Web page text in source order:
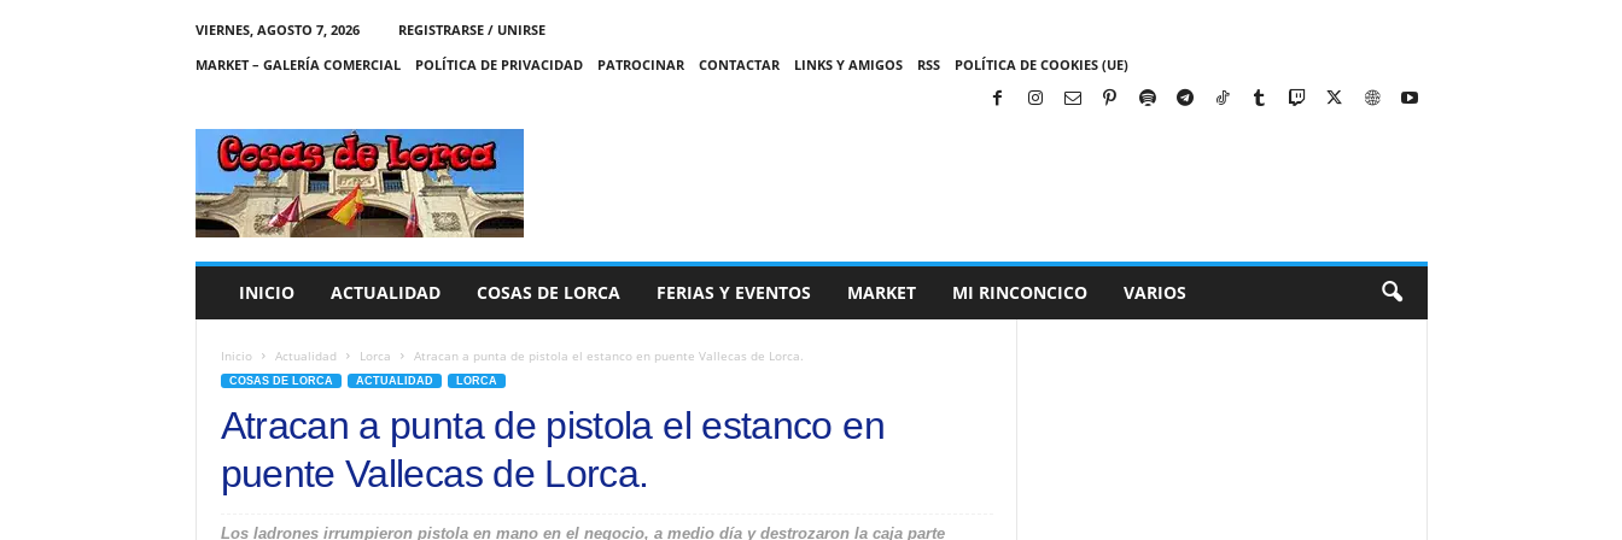
VIERNES, AGOSTO 7, 2026
REGISTRARSE / UNIRSE
MARKET – GALERÍA COMERCIAL
POLÍTICA DE PRIVACIDAD PATROCINAR CONTACTAR LINKS Y AMIGOS RSS POLÍTICA DE COOKIES (UE)
C
A
S
INICIO ACTUALIDAD COSAS DE LORCA FERIAS Y EVENTOS MARKET MI RINCONCICO VARIOS
Inicio Actualidad Lorca Atracan a punta de pistola el estanco en puente Vallecas de Lorca.
COSAS DE LORCA ACTUALIDAD LORCA
Atracan a punta de pistola el estanco en
puente Vallecas de Lorca.
Los ladrones irrumpieron pistola en mano en el negocio, a medio día y destrozaron la caja parte